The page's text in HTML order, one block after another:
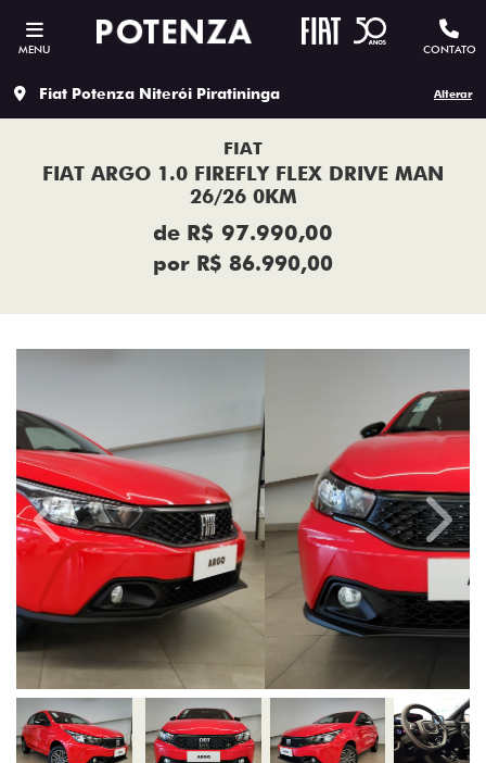
MENU CONTATO
Fiat Potenza Niterói Piratininga Alterar
FIAT
FIAT ARGO 1.0 FIREFLY FLEX DRIVE MAN
26/26 0KM
de R$ 97.990,00
por R$ 86.990,00
Previous Next